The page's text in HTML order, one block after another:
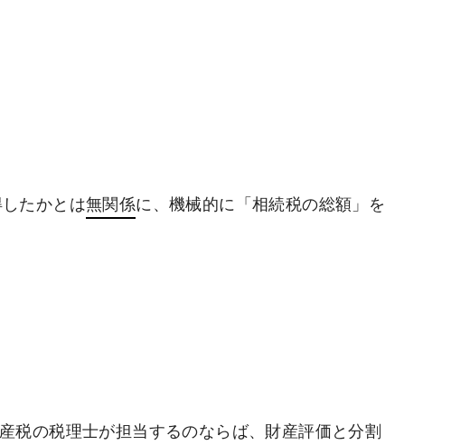
たかとは無関係に、機械的に「相続税の総額」を
税の税理士が担当するのならば、財産評価と分割